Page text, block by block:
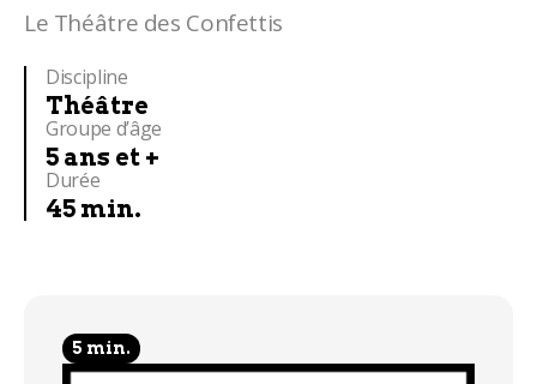
Le Théâtre des Confettis
Discipline
Théâtre
Groupe d’âge
5 ans et +
Durée
45 min.
5 min.